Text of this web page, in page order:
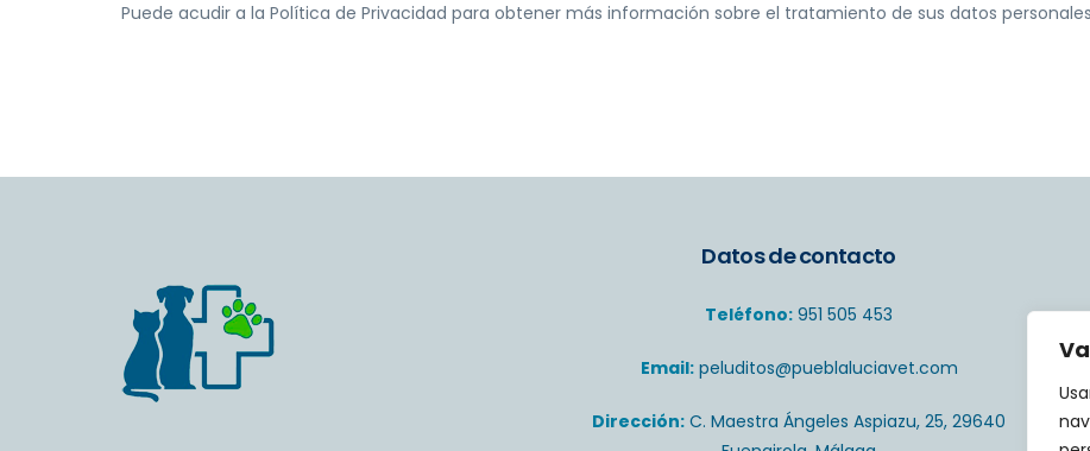
Puede acudir a la Política de Privacidad para obtener más información sobre el tratamiento de sus datos
Datos de contacto
Teléfono: 951 505 453
Email: peluditos@pueblaluciavet.com
Dirección: C. Maestra Ángeles Aspiazu, 25, 29640